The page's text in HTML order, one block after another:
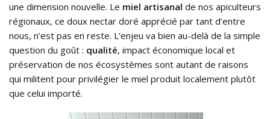
une dimension nouvelle. Le miel artisanal de nos apiculteurs
régionaux, ce doux nectar doré apprécié par tant d’entre
nous, n’est pas en reste. L’enjeu va bien au-delà de la simple
question du goût : qualité, impact économique local et
préservation de nos écosystèmes sont autant de raisons
qui militent pour privilégier le miel produit localement plutôt
que celui importé.